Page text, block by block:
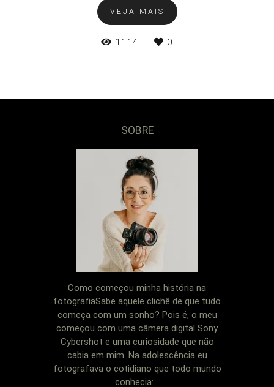
VEJA MAIS
1114 0
SOBRE
Como começou minha história na
fotografiaSabe aquele clichê de que tudo
começa com um sonho? Pois é, o meu
começou com uma câmera digital Sony
Cybershot e uma curiosidade que não
cabia em mim. Na adolescência eu
fotografava o cotidiano que todo mundo
conhecia:...